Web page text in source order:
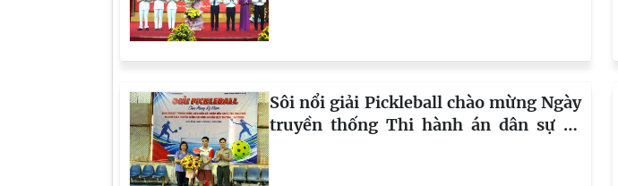
Sôi nổi giải Pickleball chào mừng Ngày
truyền thống Thi hành án dân sự và